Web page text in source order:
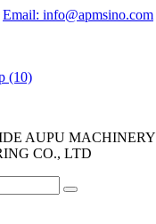
Email: info@apmsino.com
AUPU MACHINERY
CO., LTD